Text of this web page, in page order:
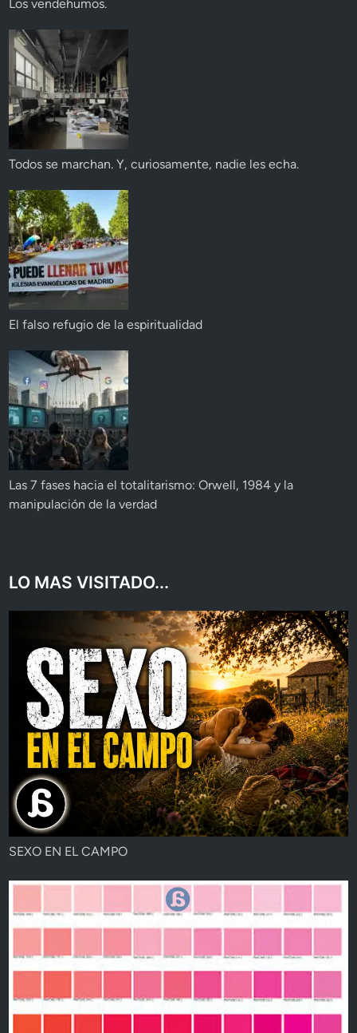
Los vendehumos.
Todos se marchan. Y, curiosamente, nadie les echa.
El falso refugio de la espiritualidad
Las 7 fases hacia el totalitarismo: Orwell, 1984 y la
manipulación de la verdad
LO MAS VISITADO...
SEXO EN EL CAMPO